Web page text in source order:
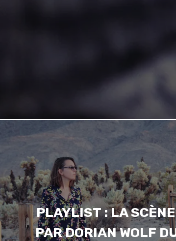
PLAYLIST : LA
PAR DORIAN WOLF